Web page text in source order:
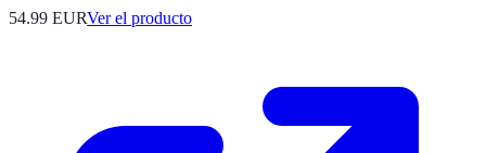
54.99 EURVer el producto